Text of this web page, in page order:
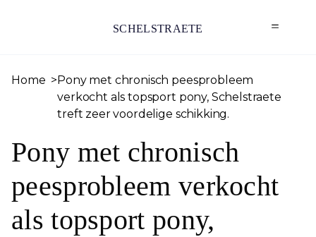
SCHELSTRAETE
Home
Pony met chronisch peesprobleem
verkocht als topsport pony, Schelstraete
treft zeer voordelige schikking.
Pony met chronisch
peesprobleem verkocht
als topsport pony,